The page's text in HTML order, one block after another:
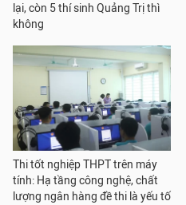
lại, còn 5 thí sinh Quảng Trị thì
không
Thi tốt nghiệp THPT trên máy
tính: Hạ tầng công nghệ, chất
lượng ngân hàng đề thi là yếu tố